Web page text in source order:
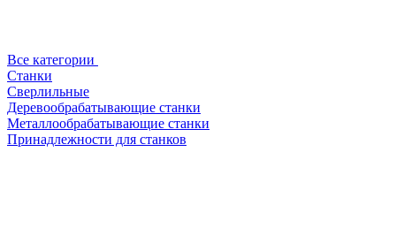
Все категории
Станки
Сверлильные
Деревообрабатывающие станки
Металлообрабатывающие станки
Принадлежности для станков